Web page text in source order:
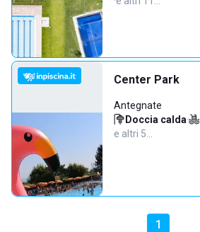
Center Park
Antegnate
Doccia calda·
e altri 5…
1